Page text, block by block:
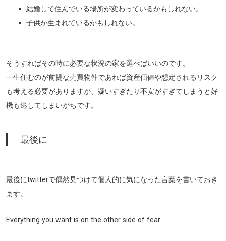
結婚して住んでいる場所が変わっているかもしれない。
子供が生まれているかもしれない。
そうすればその時に必要な状況の家を選べばいいのです。
一生住むのが前提な売買物件であれば資産価値や想定されるリスク
も考える必要がありますが、疑いすぎたり不安がすぎてしまうと好
機も逃してしまいがちです。
最後に
最後にtwitterで偶然見つけて個人的に気になった言葉を書いておき
ます。
Everything you want is on the other side of fear.